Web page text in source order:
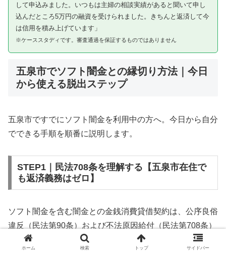
して申込みました。いつもは主婦の相談実績があると聞いて申し
込んだところ5万円の融資を受けられました。きちんと返済して今
は信用を積み上げています」
※ケーススタディです。審査通過を保証するものではありません
五泉市でソフト闇金との縁切り方法｜今日
から使える脱出ステップ
五泉市ですでにソフト闇金を利用中の方へ。今日から自分
でできる手順を順番に説明します。
STEP1｜民法708条を理解する【五泉市在住で
も返済義務はゼロ】
ソフト闇金を含む闇金との金銭消費貸借契約は、公序良俗
違反（民法第90条）および不法原因給付（民法第708条）
に該当するため、法的には無効です。五泉市在住であって
ホーム 検索 トップ サイドバー